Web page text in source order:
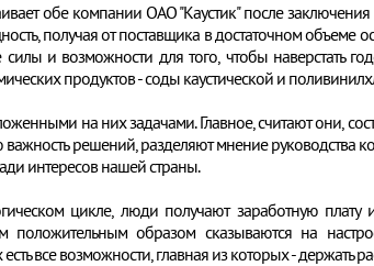
обе компании ОАО "Каустик" после
получая от поставщика в достаточном объеме
и возможности для того, чтобы наверстать
продуктов - соды каустической и
на них задачами. Главное, считают они,
решений, разделяют мнение руководства
интересов нашей страны.
цикле, люди получают заработную плату
образом сказываются на
все возможности, главная из которых - держать